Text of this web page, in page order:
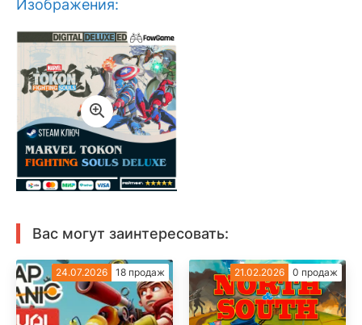
Изображения:
Вас могут заинтересовать:
24.07.2026 18 продаж 21.02.2026 0 продаж